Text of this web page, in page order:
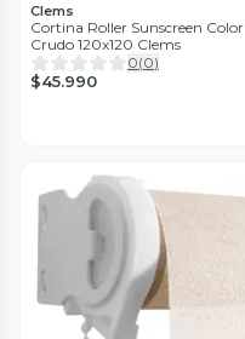
Clems
Cortina Roller Sunscreen Color
Crudo 120x120 Clems
0(0)
$45.990